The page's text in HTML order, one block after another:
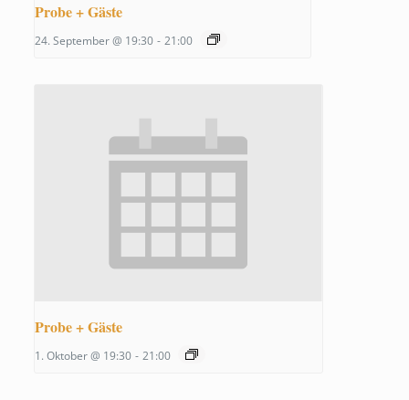
Probe + Gäste
24. September @ 19:30 - 21:00
Probe + Gäste
1. Oktober @ 19:30 - 21:00